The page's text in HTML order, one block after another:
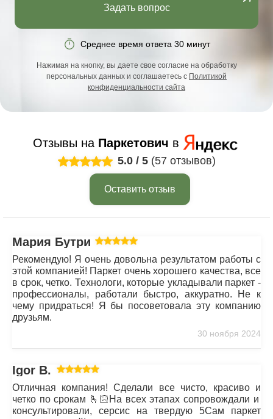
Задать вопрос
Среднее время ответа 30 минут
Нажимая на кнопку, вы даете свое согласие на обработку
персональных данных и соглашаетесь с Политикой
конфиденциальности сайта
Отзывы на Паркетович в
5.0 / 5 (57 отзывов)
Оставить отзыв
Мария Бутрим
Рекомендую! Я очень довольна результатом работы с
этой компанией! Паркет очень хорошего качества, все
в срок, четко. Технологи, которые укладывали паркет -
профессионалы, работали быстро, аккуратно. Не к
чему придраться! Я бы посоветовала эту компанию
друзьям.
30 ноября 2024
Igor B.
Отличная компания! Сделали все чисто, красиво и
четко по срокам 🫰🏻На всех этапах сопровождали и
консультировали, серсис на твердую 5Сам паркет